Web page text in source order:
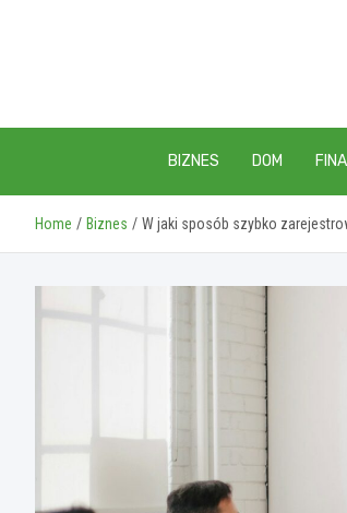
BIZNES DOM
Home Biznes W jaki sposób szybko